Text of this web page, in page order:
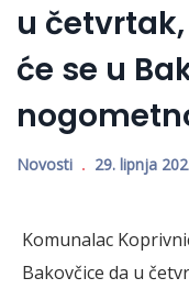
u
će se u
Novosti 29. lipnja
Komunalac
Bakovčice da u